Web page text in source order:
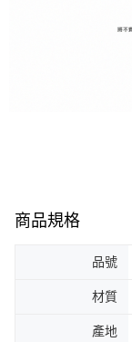
商品規格
品號
材質
產地